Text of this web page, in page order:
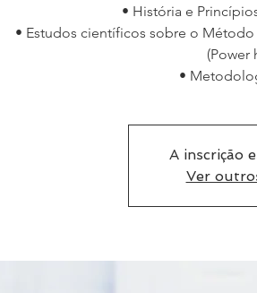
• História e
• Estudos científicos sobre o
(Power
•
A inscrição
Ver